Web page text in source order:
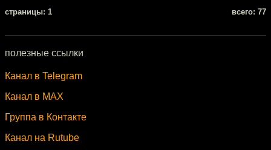
cтраницы: 1 всего: 77
полезные ссылки
Канал в Telegram
Канал в MAX
Группа в Контакте
Канал на Rutube